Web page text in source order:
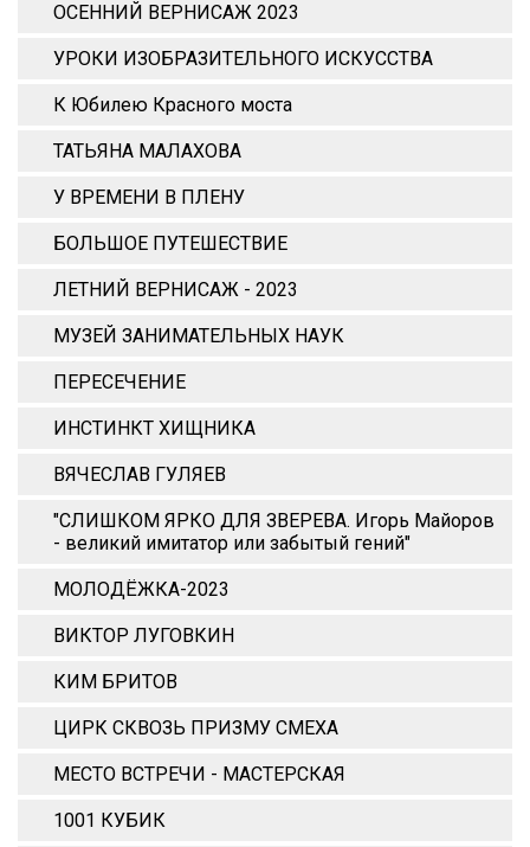
ОСЕННИЙ ВЕРНИСАЖ 2023
УРОКИ ИЗОБРАЗИТЕЛЬНОГО ИСКУССТВА
К Юбилею Красного моста
ТАТЬЯНА МАЛАХОВА
У ВРЕМЕНИ В ПЛЕНУ
БОЛЬШОЕ ПУТЕШЕСТВИЕ
ЛЕТНИЙ ВЕРНИСАЖ - 2023
МУЗЕЙ ЗАНИМАТЕЛЬНЫХ НАУК
ПЕРЕСЕЧЕНИЕ
ИНСТИНКТ ХИЩНИКА
ВЯЧЕСЛАВ ГУЛЯЕВ
"СЛИШКОМ ЯРКО ДЛЯ ЗВЕРЕВА. Игорь Майоров
- великий имитатор или забытый гений"
МОЛОДЁЖКА-2023
ВИКТОР ЛУГОВКИН
КИМ БРИТОВ
ЦИРК СКВОЗЬ ПРИЗМУ СМЕХА
МЕСТО ВСТРЕЧИ - МАСТЕРСКАЯ
1001 КУБИК